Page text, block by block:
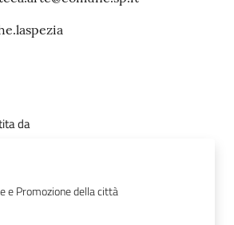
da
e Promozione della città